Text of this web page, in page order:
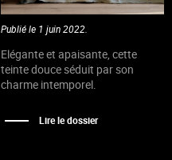
Publié le 1 juin 2022.
Elégante et apaisante, cette
teinte douce séduit par son
charme intemporel.
Lire le dossier